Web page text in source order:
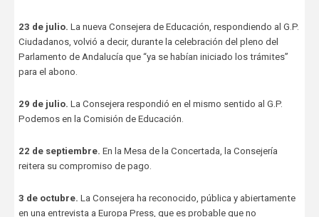
23 de julio. La nueva Consejera de Educación, respondiendo al G.P.
Ciudadanos, volvió a decir, durante la celebración del pleno del
Parlamento de Andalucía que “ya se habían iniciado los trámites”
para el abono.
29 de julio. La Consejera respondió en el mismo sentido al G.P.
Podemos en la Comisión de Educación.
22 de septiembre. En la Mesa de la Concertada, la Consejería
reitera su compromiso de pago.
3 de octubre. La Consejera ha reconocido, pública y abiertamente
en una entrevista a Europa Press, que es probable que no